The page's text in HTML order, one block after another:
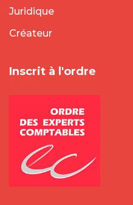
Juridique
Créateur
Inscrit à l'ordre